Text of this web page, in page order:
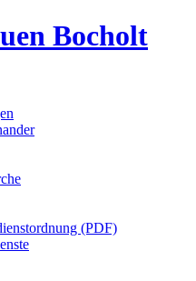
(PDF)